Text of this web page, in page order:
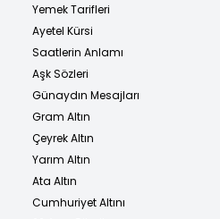
Yemek Tarifleri
Ayetel Kürsi
Saatlerin Anlamı
Aşk Sözleri
Günaydın Mesajları
Gram Altın
Çeyrek Altın
Yarım Altın
Ata Altın
Cumhuriyet Altını